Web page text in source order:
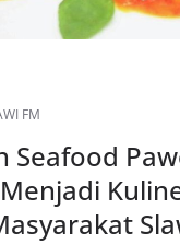
FM
Seafood